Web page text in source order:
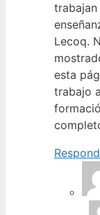
Lecoq.
esta
trabajo